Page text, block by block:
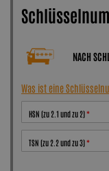
NACH
Was ist eine
HSN (zu 2.1 und zu 2)
TSN (zu 2.2 und zu 3)